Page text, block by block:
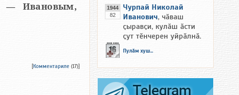
[Комментариле (17)]
1944
82
Чурпай Николай
Иванович, чӑваш
ҫыравҫи, кулӑш ӑсти
ҫут тӗнчерен уйрӑлнӑ.
Пулӑм хуш...